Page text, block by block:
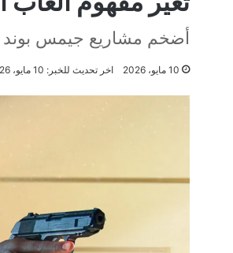
أضخم مشاريع جيمس بوند
10 مايو، 2026 اخر تحديث للخبر: 10 مايو، 2026